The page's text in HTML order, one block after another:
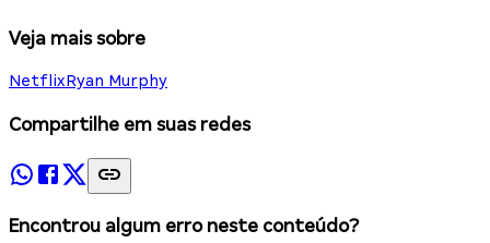
Veja mais sobre
NetflixRyan Murphy
Compartilhe em suas redes
Encontrou algum erro neste conteúdo?